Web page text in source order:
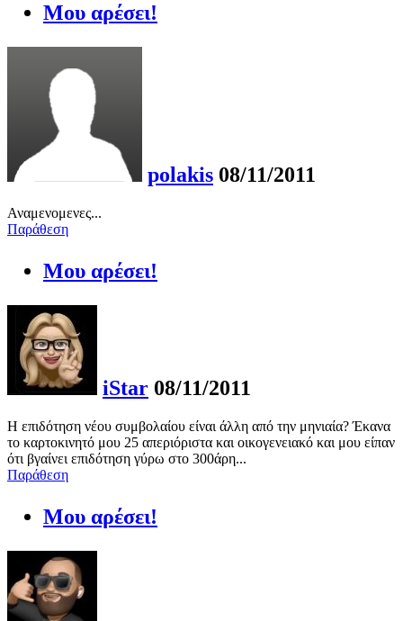
Μου αρέσει!
polakis 08/11/2011
Αναμενομενες...
Παράθεση
Μου αρέσει!
iStar 08/11/2011
Η επιδότηση νέου συμβολαίου είναι άλλη από την μηνιαία? Έκανα
το καρτοκινητό μου 25 απεριόριστα και οικογενειακό και μου είπαν
ότι βγαίνει επιδότηση γύρω στο 300άρη...
Παράθεση
Μου αρέσει!